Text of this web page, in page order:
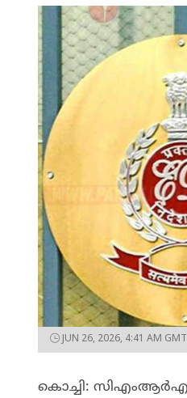
JUN 26, 2026, 4:41 AM
കൊച്ചി: